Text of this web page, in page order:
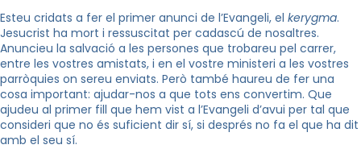
Esteu cridats a fer el primer anunci de l’Evangeli, el kerygma.
Jesucrist ha mort i ressuscitat per cadascú de nosaltres.
Anuncieu la salvació a les persones que trobareu pel carrer,
entre les vostres amistats, i en el vostre ministeri a les vostres
parròquies on sereu enviats. Però també haureu de fer una
cosa important: ajudar-nos a que tots ens convertim. Que
ajudeu al primer fill que hem vist a l’Evangeli d’avui per tal que
consideri que no és suficient dir sí, si després no fa el que ha dit
amb el seu sí.